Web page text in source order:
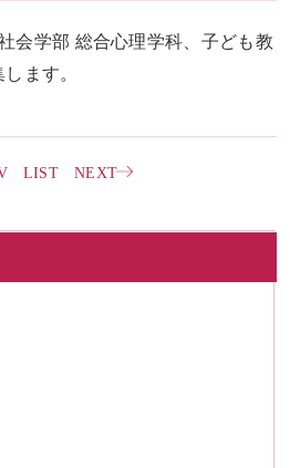
会学部 総合心理学科、子ども教
ます。
LIST NEXT